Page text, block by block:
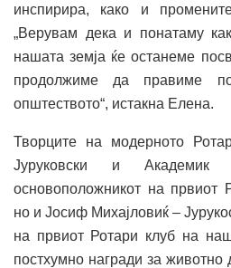
инспирира, како и
„Верувам дека и понатаму
нашата земја ќе останеме
продолжиме да правиме
општеството“, истакна Елена.
Творците на модерното
Јуруковски и
основоположникот на првиот
но и Јосиф Михајловиќ –
на првиот Ротари клуб на
постхумно награди за животно